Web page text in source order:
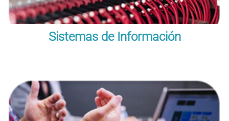
Sistemas de Información